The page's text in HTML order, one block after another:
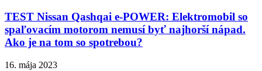
TEST Nissan Qashqai e-POWER: Elektromobil so
spaľovacím motorom nemusí byť najhorší nápad.
Ako je na tom so spotrebou?
16. mája 2023